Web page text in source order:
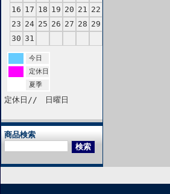
16 17 18 19 20 21 22
23 24 25 26 27 28 29
30 31
今日
定休日
夏季
定休日// 日曜日
商品検索